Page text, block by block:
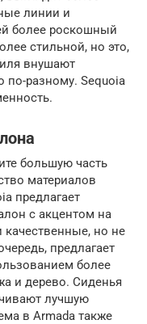
линии и
более роскошный
стильной, но это,
внушают
по-разному. Sequoia
большую часть
материалов
предлагает
с акцентом на
качественные, но не
предлагает
более
и дерево. Сиденья
лучшую
в Armada также